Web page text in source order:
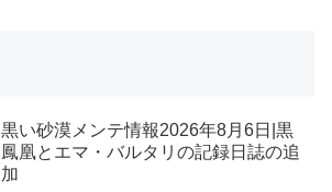
黒い砂漠メンテ情報2026年8月6日|黒
鳳凰とエマ・バルタリの記録日誌の追
加